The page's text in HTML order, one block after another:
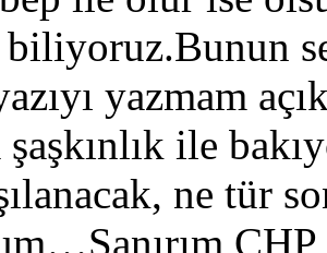
yazmam
şaşkınlık ile
ne tür
CHP